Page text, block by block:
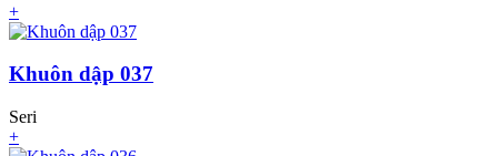
+
Khuôn dập 037
Seri
+